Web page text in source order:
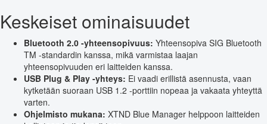
Keskeiset ominaisuudet
Bluetooth 2.0 -yhteensopivuus: Yhteensopiva SIG Bluetooth
TM -standardin kanssa, mikä varmistaa laajan
yhteensopivuuden eri laitteiden kanssa.
USB Plug & Play -yhteys: Ei vaadi erillistä asennusta, vaan
kytketään suoraan USB 1.2 -porttiin nopeaa ja vakaata yhteyttä
varten.
Ohjelmisto mukana: XTND Blue Manager helppoon laitteiden